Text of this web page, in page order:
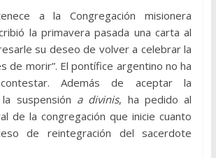
a la Congregación misionera
la primavera pasada una carta al
su deseo de volver a celebrar la
de morir”. El pontífice argentino no ha
Además de aceptar la
suspensión a divinis, ha pedido al
de la congregación que inicie cuanto
de reintegración del sacerdote